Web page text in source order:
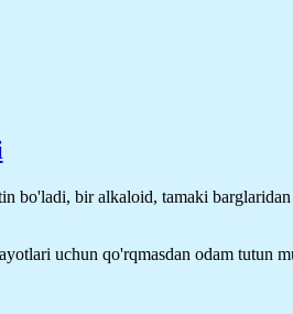
bo'ladi, bir alkaloid, tamaki
uchun qo'rqmasdan odam tutun